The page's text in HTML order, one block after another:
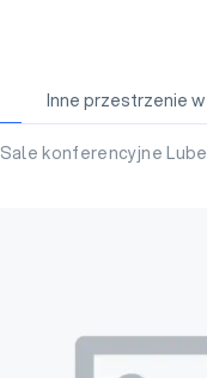
Inne przestrzenie
Sale konferencyjne